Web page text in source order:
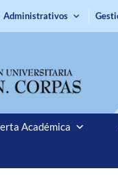
Administrativos
Académica